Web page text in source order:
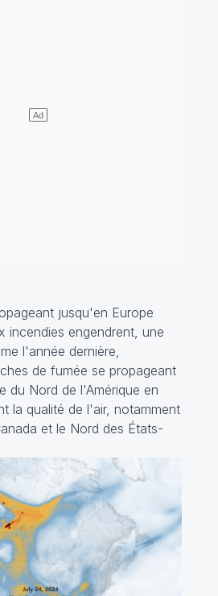
jusqu'en Europe
incendies engendrent, une
l'année dernière,
de fumée se propageant
du Nord de l'Amérique en
la qualité de l'air, notamment
et le Nord des États-